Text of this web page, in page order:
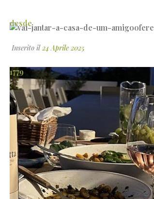
Inserito il24 Aprile 2025